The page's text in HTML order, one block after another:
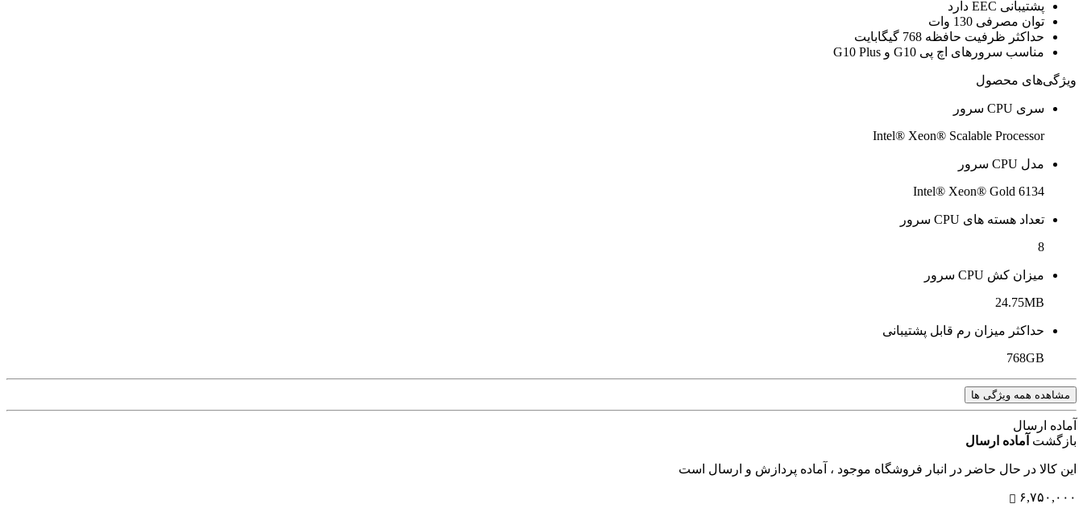
پشتیبانی EEC دارد
توان مصرفی 130 وات
حداکثر ظرفیت حافظه 768 گیگابایت
مناسب سرورهای اچ پی G10 و G10 Plus
ویژگی‌های محصول
سری CPU سرور
Intel® Xeon® Scalable Processor
مدل CPU سرور
Intel® Xeon® Gold 6134
تعداد هسته های CPU سرور
8
میزان کش CPU سرور
24.75MB
حداکثر میزان رم قابل پشتیبانی
768GB
مشاهده همه ویژگی ها
آماده ارسال
بازگشت آماده ارسال
این کالا در حال حاضر در انبار فروشگاه موجود ، آماده پردازش و ارسال است
۶,۷۵۰,۰۰۰